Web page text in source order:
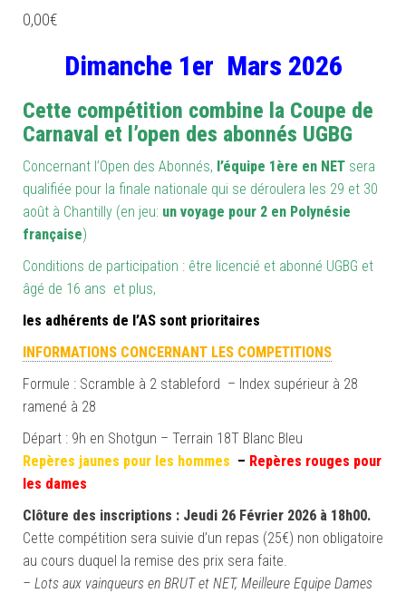
0,00€
Dimanche 1er Mars 2026
Cette compétition combine la Coupe de
Carnaval et l’open des abonnés UGBG
Concernant l’Open des Abonnés, l’équipe 1ère en NET sera
qualifiée pour la finale nationale qui se déroulera les 29 et 30
août à Chantilly (en jeu: un voyage pour 2 en Polynésie
française)
Conditions de participation : être licencié et abonné UGBG et
âgé de 16 ans et plus,
les adhérents de l’AS sont prioritaires
INFORMATIONS CONCERNANT LES COMPETITIONS
Formule : Scramble à 2 stableford – Index supérieur à 28
ramené à 28
Départ : 9h en Shotgun – Terrain 18T Blanc Bleu
Repères jaunes pour les hommes – Repères rouges pour
les dames
Clôture des inscriptions : Jeudi 26 Février 2026 à 18h00.
Cette compétition sera suivie d’un repas (25€) non obligatoire
au cours duquel la remise des prix sera faite.
– Lots aux vainqueurs en BRUT et NET, Meilleure Equipe Dames